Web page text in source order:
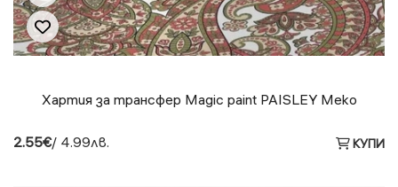
Хартия за трансфер Magic paint PAISLEY Меко
2.55€/ 4.99лв. КУПИ